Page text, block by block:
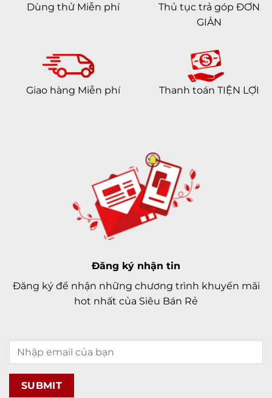
Dùng thử Miễn phí
Thủ tục trả góp ĐƠN
GIẢN
Giao hàng Miễn phí Thanh toán TIỆN LỢI
Đăng ký nhận tin
Đăng ký để nhận những chương trình khuyến mãi
hot nhất của Siêu Bán Rẻ